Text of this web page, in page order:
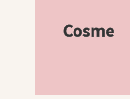
Cosme